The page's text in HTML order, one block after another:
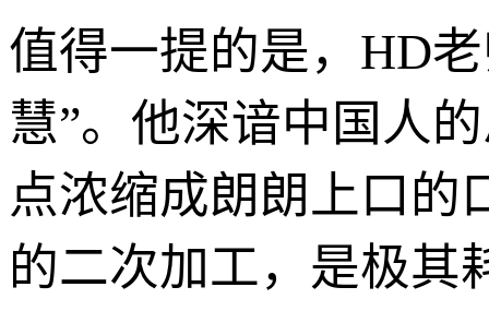
值得一提的是，HD
慧”。他深谙中国人
点浓缩成朗朗上口的
的二次加工，是极其